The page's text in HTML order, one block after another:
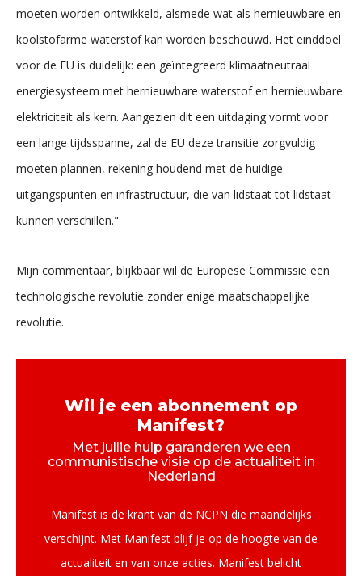
moeten worden ontwikkeld, alsmede wat als hernieuwbare en
koolstofarme waterstof kan worden beschouwd. Het einddoel
voor de EU is duidelijk: een geïntegreerd klimaatneutraal
energiesysteem met hernieuwbare waterstof en hernieuwbare
elektriciteit als kern. Aangezien dit een uitdaging vormt voor
een lange tijdsspanne, zal de EU deze transitie zorgvuldig
moeten plannen, rekening houdend met de huidige
uitgangspunten en infrastructuur, die van lidstaat tot lidstaat
kunnen verschillen."
Mijn commentaar, blijkbaar wil de Europese Commissie een
technologische revolutie zonder enige maatschappelijke
revolutie.
Wil je een abonnement op
Manifest?
Met jullie hulp garanderen we een
communistische visie op de actualiteit in
Nederland
Manifest is de krant van de NCPN die maandelijks
verschijnt. Met Manifest blijf je op de hoogte van de
actualiteit en van onze acties. Manifest belicht